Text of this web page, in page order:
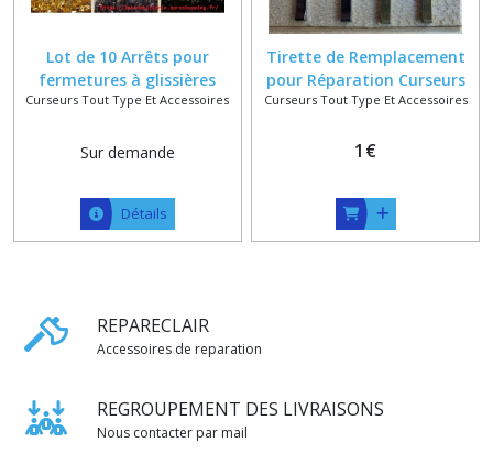
Lot de 10 Arrêts pour
fermetures à glissières
Curseurs Tout Type Et Accessoires
Sur demande
Détails
Tirette de Remplacement
pour Réparation Curseurs
No 4 à 7 , Bronze , Canon ,
Curseurs Tout Type Et Accessoires
1 €
REPARECLAIR
Accessoires de reparation
REGROUPEMENT DES LIVRAISONS
Nous contacter par mail